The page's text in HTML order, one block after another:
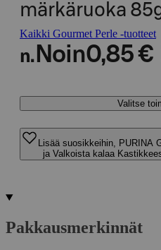
märkäruoka
Kaikki Gourmet Perle -tuotteet
n. Noin0,85 €
Valitse
Lisää suosikkeihin, PURINA
ja Valkoista kalaa
Pakkausmerkinnät